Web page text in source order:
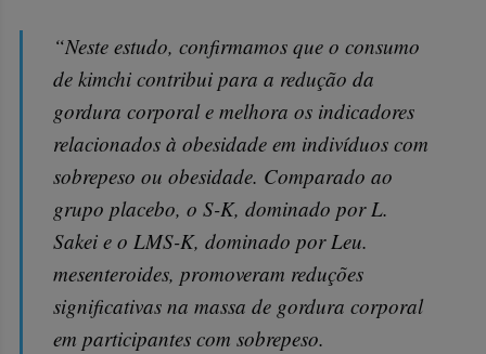
“Neste estudo, confirmamos que o consumo
de kimchi contribui para a redução da
gordura corporal e melhora os indicadores
relacionados à obesidade em indivíduos com
sobrepeso ou obesidade. Comparado ao
grupo placebo, o S-K, dominado por L.
Sakei e o LMS-K, dominado por Leu.
mesenteroides, promoveram reduções
significativas na massa de gordura corporal
em participantes com sobrepeso.